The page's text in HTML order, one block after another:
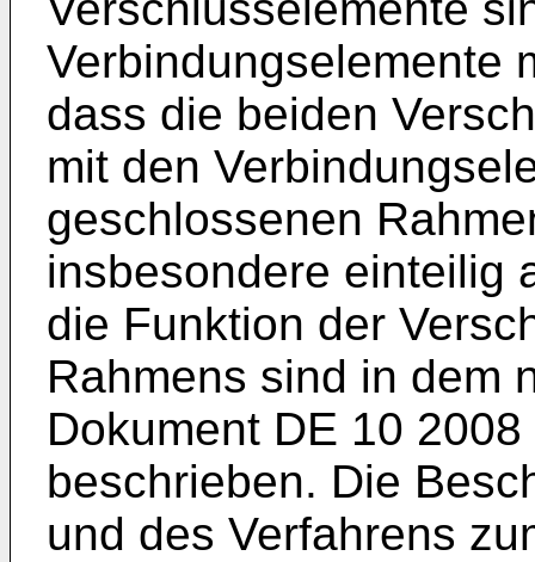
Verbindungselemente
dass die beiden
mit den
geschlossenen
insbesondere einteilig
die Funktion der
Rahmens sind in dem
Dokument DE 10
beschrieben. Die
und des Verfahrens